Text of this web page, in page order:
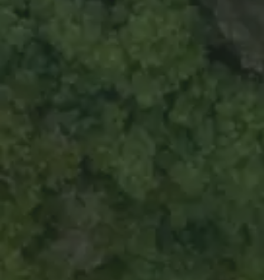
О КОМПАНИИ
ПОКУПКА И АКЦИИ